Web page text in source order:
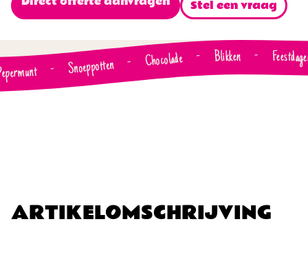
Stel een vraag
- Snoeppotten - Chocolade - Blikken -
ARTIKELOMSCHRIJVING